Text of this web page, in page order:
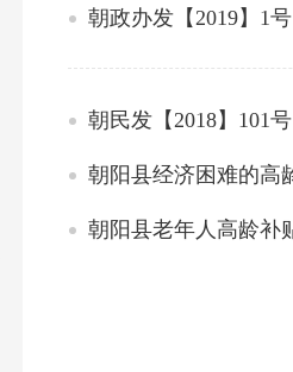
朝政办发【2019】1
朝民发【2018】101
朝阳县经济困难的高
朝阳县老年人高龄补